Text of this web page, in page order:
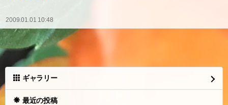
2009.01.01 10:48
ギャラリー
最近の投稿